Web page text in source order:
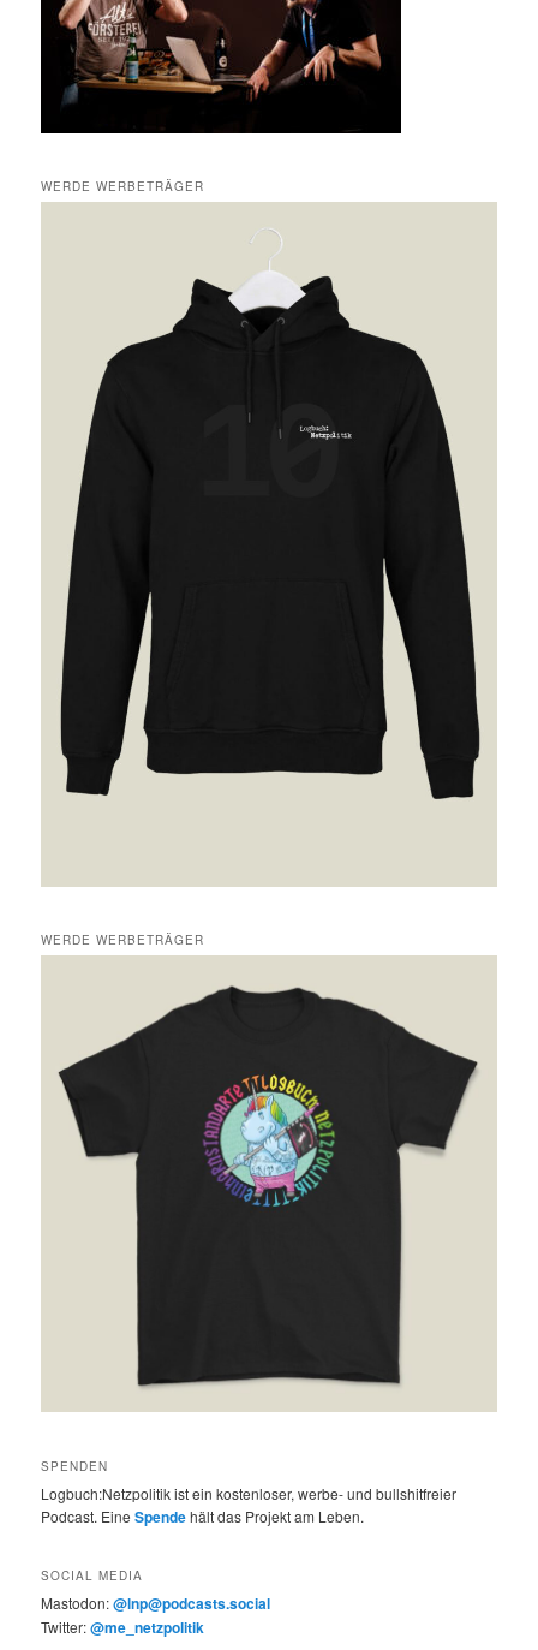
WERDE WERBETRÄGER
WERDE WERBETRÄGER
SPENDEN
Logbuch:Netzpolitik ist ein kostenloser, werbe- und bullshitfreier
Podcast. EineSpendehält das Projekt am Leben.
SOCIAL MEDIA
Mastodon:@lnp@podcasts.social
Twitter:@me_netzpolitik